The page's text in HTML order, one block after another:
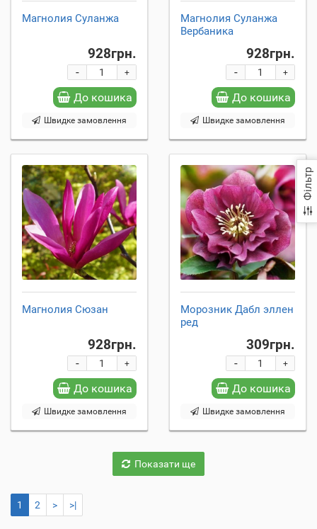
Фільтр
Магнолия Суланжа
928грн.
+
-
До кошика
Швидке замовлення
Магнолия Суланжа
Вербаника
928грн.
+
-
До кошика
Швидке замовлення
Магнолия Сюзан
928грн.
+
-
До кошика
Швидке замовлення
Морозник Дабл эллен
ред
309грн.
+
-
До кошика
Швидке замовлення
Показати ще
1 2 > >|